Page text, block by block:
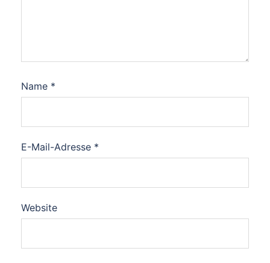
Name *
E-Mail-Adresse *
Website